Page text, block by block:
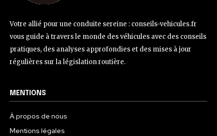
Votre allié pour une conduite sereine : conseils-vehicules.fr
vous guide à travers le monde des véhicules avec des conseils
pratiques, des analyses approfondies et des mises à jour
régulières sur la législation routière.
MENTIONS
À propos de nous
Mentions légales